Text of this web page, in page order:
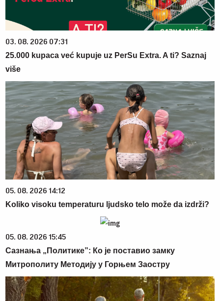
03. 08. 2026 07:31
25.000 kupaca već kupuje uz PerSu Extra. A ti? Saznaj
više
05. 08. 2026 14:12
Koliko visoku temperaturu ljudsko telo može da izdrži?
05. 08. 2026 15:45
Сазнања „Политике”: Ко је поставио замку
Митрополиту Методију у Горњем Заостру